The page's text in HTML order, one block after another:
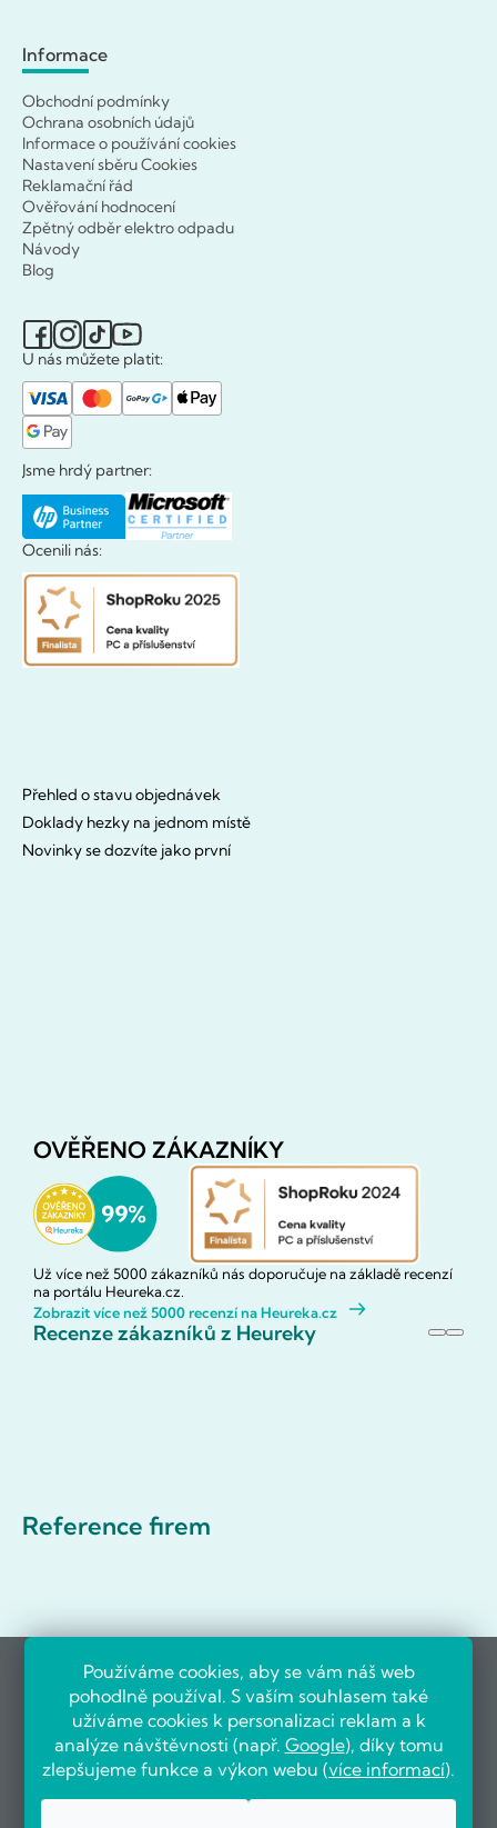
Používáme cookies, aby se vám náš web
pohodlně používal. S vaším souhlasem také
užíváme cookies k personalizaci reklam a k
analýze návštěvnosti (např. Google), díky tomu
zlepšujeme funkce a výkon webu (více informací).
Informace
Obchodní podmínky
Ochrana osobních údajů
Informace o používání cookies
Nastavení sběru Cookies
Reklamační řád
Ověřování hodnocení
Zpětný odběr elektro odpadu
Návody
Blog
U nás můžete platit:
Jsme hrdý partner:
Ocenili nás:
Přehled o stavu objednávek
Doklady hezky na jednom místě
Novinky se dozvíte jako první
OVĚŘENO ZÁKAZNÍKY
Už více než 5000 zákazníků nás doporučuje na základě recenzí
na portálu Heureka.cz.
Zobrazit více než 5000 recenzí na Heureka.cz
Recenze zákazníků z Heureky
Reference firem